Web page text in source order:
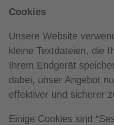
Cookies
Unsere Website
kleine Textdateien, die
Ihrem Endgerät
dabei, unser Angebot
effektiver und sicherer
Einige Cookies sind